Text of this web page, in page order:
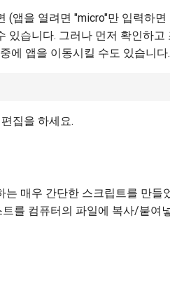
(앱을 열려면 "micro"만 입력하
있습니다. 그러나 먼저 확인하고
에 앱을 이동시킬 수도 있습니다.
집을 하세요.
는 매우 간단한 스크립트를 만들
를 컴퓨터의 파일에 복사/붙여